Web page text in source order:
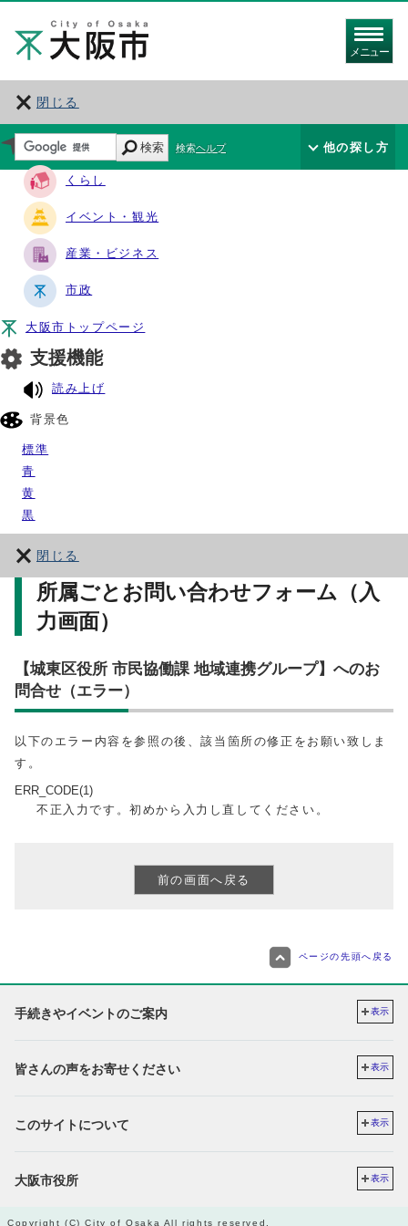
メニュー
閉じる
サイト・ナビ
くらし
イベント・観光
産業・ビジネス
市政
大阪市トップページ
支援機能
読み上げ
背景色
標準
青
黄
黒
閉じる
検索 検索ヘルプ 他の探し方
所属ごとお問い合わせフォーム（入
力画面）
【城東区役所 市民協働課 地域連携グループ】へのお
問合せ（エラー）
以下のエラー内容を参照の後、該当箇所の修正をお願い致しま
す。
ERR_CODE(1)
不正入力です。初めから入力し直してください。
ページの先頭へ戻る
手続きやイベントのご案内 表示
皆さんの声をお寄せください 表示
このサイトについて 表示
大阪市役所 表示
Copyright (C) City of Osaka All rights reserved.